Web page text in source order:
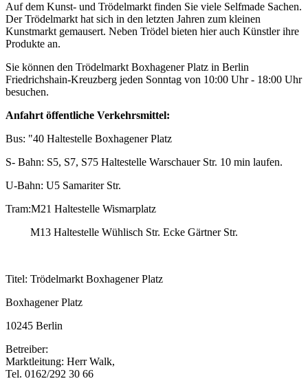
Auf dem Kunst- und Trödelmarkt finden Sie viele Selfmade Sachen.
Der Trödelmarkt hat sich in den letzten Jahren zum kleinen
Kunstmarkt gemausert. Neben Trödel bieten hier auch Künstler ihre
Produkte an.
Sie können den Trödelmarkt Boxhagener Platz in Berlin
Friedrichshain-Kreuzberg jeden Sonntag von 10:00 Uhr - 18:00 Uhr
besuchen.
Anfahrt öffentliche Verkehrsmittel:
Bus: "40 Haltestelle Boxhagener Platz
S- Bahn: S5, S7, S75 Haltestelle Warschauer Str. 10 min laufen.
U-Bahn: U5 Samariter Str.
Tram:M21 Haltestelle Wismarplatz
M13 Haltestelle Wühlisch Str. Ecke Gärtner Str.
Titel: Trödelmarkt Boxhagener Platz
Boxhagener Platz
10245 Berlin
Betreiber:
Marktleitung: Herr Walk,
Tel. 0162/292 30 66